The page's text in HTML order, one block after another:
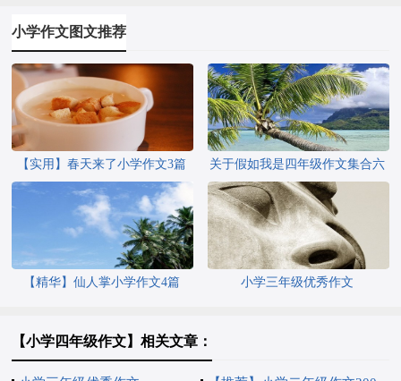
小学作文图文推荐
【实用】春天来了小学作文3篇
关于假如我是四年级作文集合六
篇
【精华】仙人掌小学作文4篇 小学三年级优秀作文
【小学四年级作文】相关文章：